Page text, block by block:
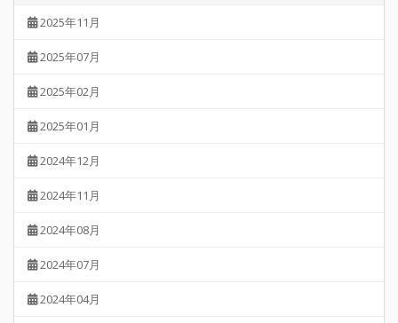
2025年11月
2025年07月
2025年02月
2025年01月
2024年12月
2024年11月
2024年08月
2024年07月
2024年04月